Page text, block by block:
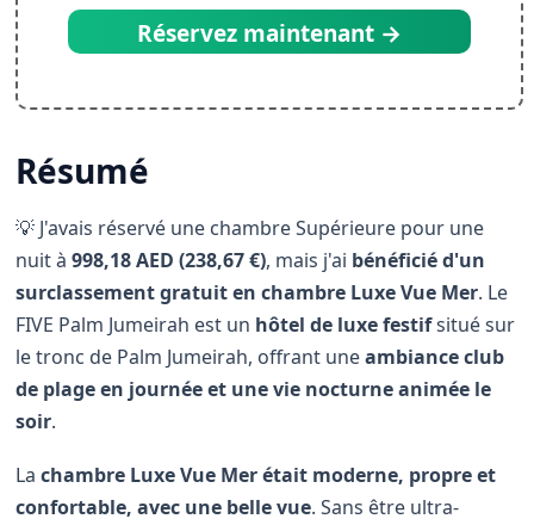
Réservez maintenant →
Résumé
💡 J'avais réservé une chambre Supérieure pour une
nuit à998,18 AED (238,67 €), mais j'ai bénéficié d'un
surclassement gratuit en chambre Luxe Vue Mer. Le
FIVE Palm Jumeirah est un hôtel de luxe festifsitué sur
le tronc de Palm Jumeirah, offrant uneambiance club
de plage en journée et une vie nocturne animée le
soir.
Lachambre Luxe Vue Mer était moderne, propre et
confortable, avec une belle vue. Sans être ultra-